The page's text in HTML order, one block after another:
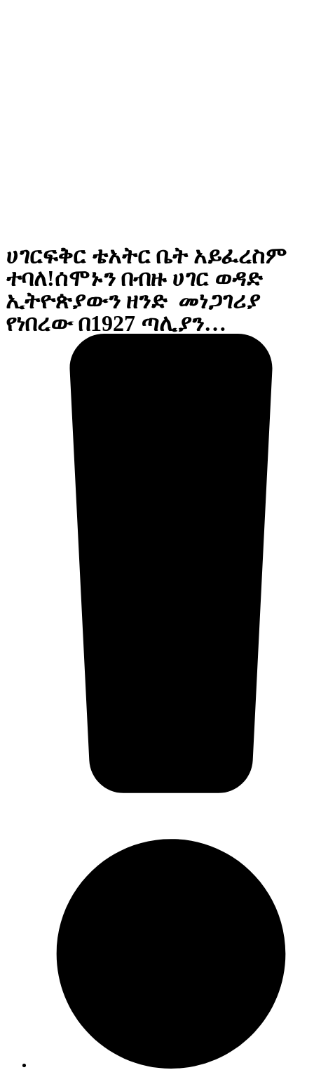
ሀገርፍቅር ቴአትር ቤት አይፈረስም
ተባለ!ሰሞኑን በብዙ ሀገር ወዳድ
ኢትዮጵያውን ዘንድ መነጋገሪያ
የነበረው በ1927 ጣሊያን…